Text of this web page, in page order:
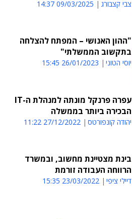
צבי קצבורג 09/03/2025 14:37
"ההון האנושי – המפתח להצלחה
בתקשוב הממשלתי"
יוסי הטוני 26/01/2023 15:45
עפרה פרנקל מונתה למנהלת ה-IT
הבכירה ביותר בממשלה
יהודה קונפורטס 27/12/2022 11:22
בינת מצטיינת מחשוב, ובמשרד
הרווחה העבודה זורמת
דיילי ציפי 23/03/2022 15:35